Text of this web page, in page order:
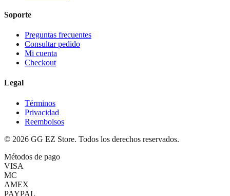
Soporte
Preguntas frecuentes
Consultar pedido
Mi cuenta
Checkout
Legal
Términos
Privacidad
Reembolsos
© 2026 GG EZ Store. Todos los derechos reservados.
Métodos de pago
VISA
MC
AMEX
PAYPAL